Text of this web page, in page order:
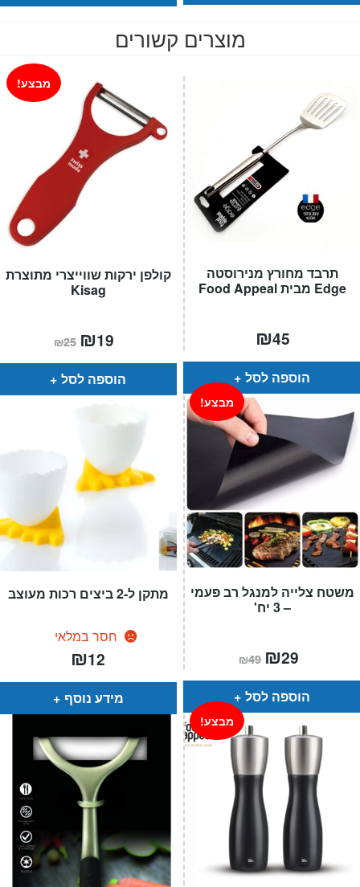
מוצרים קשורים
קולפן ירקות שווייצרי מתוצרת
Kisag
מבצע!
₪25 המחיר
המקורי
היה:
₪25.
₪19
הוא:
הוספה לסל
תרבד מחורץ מנירוסטה
Edge מבית Food Appeal
₪45
הוספה לסל
מתקן ל-2 ביצים רכות מעוצב
חסר במלאי
₪12
מידע נוסף
משטח צלייה למנגל רב פעמי
– 3 יח'
מבצע!
₪49 המחיר
המקורי
היה:
₪49.
₪29
הוא:
הוספה לסל
מבצע!